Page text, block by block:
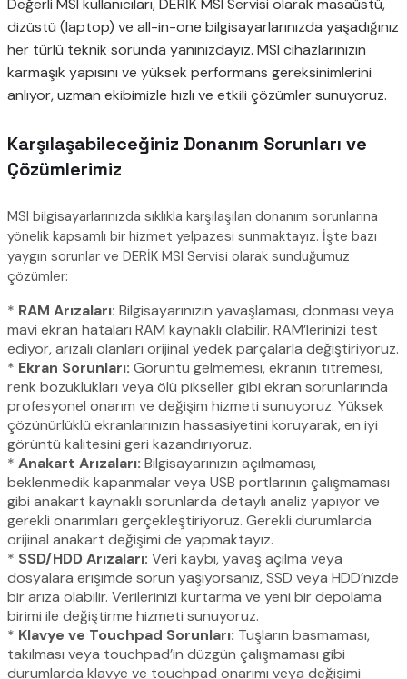
Değerli MSI kullanıcıları, DERİK MSI Servisi olarak masaüstü,
dizüstü (laptop) ve all-in-one bilgisayarlarınızda yaşadığınız
her türlü teknik sorunda yanınızdayız. MSI cihazlarınızın
karmaşık yapısını ve yüksek performans gereksinimlerini
anlıyor, uzman ekibimizle hızlı ve etkili çözümler sunuyoruz.
Karşılaşabileceğiniz Donanım Sorunları ve
Çözümlerimiz
MSI bilgisayarlarınızda sıklıkla karşılaşılan donanım sorunlarına
yönelik kapsamlı bir hizmet yelpazesi sunmaktayız. İşte bazı
yaygın sorunlar ve DERİK MSI Servisi olarak sunduğumuz
çözümler:
* RAM Arızaları: Bilgisayarınızın yavaşlaması, donması veya
mavi ekran hataları RAM kaynaklı olabilir. RAM’lerinizi test
ediyor, arızalı olanları orijinal yedek parçalarla değiştiriyoruz.
* Ekran Sorunları: Görüntü gelmemesi, ekranın titremesi,
renk bozuklukları veya ölü pikseller gibi ekran sorunlarında
profesyonel onarım ve değişim hizmeti sunuyoruz. Yüksek
çözünürlüklü ekranlarınızın hassasiyetini koruyarak, en iyi
görüntü kalitesini geri kazandırıyoruz.
* Anakart Arızaları: Bilgisayarınızın açılmaması,
beklenmedik kapanmalar veya USB portlarının çalışmaması
gibi anakart kaynaklı sorunlarda detaylı analiz yapıyor ve
gerekli onarımları gerçekleştiriyoruz. Gerekli durumlarda
orijinal anakart değişimi de yapmaktayız.
* SSD/HDD Arızaları: Veri kaybı, yavaş açılma veya
dosyalara erişimde sorun yaşıyorsanız, SSD veya HDD’nizde
bir arıza olabilir. Verilerinizi kurtarma ve yeni bir depolama
birimi ile değiştirme hizmeti sunuyoruz.
* Klavye ve Touchpad Sorunları: Tuşların basmaması,
takılması veya touchpad’in düzgün çalışmaması gibi
durumlarda klavye ve touchpad onarımı veya değişimi